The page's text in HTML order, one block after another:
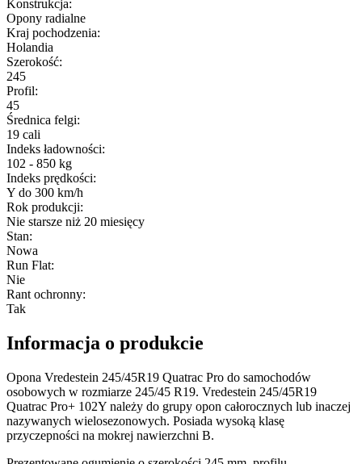
Konstrukcja:
Opony radialne
Kraj pochodzenia:
Holandia
Szerokość:
245
Profil:
45
Średnica felgi:
19 cali
Indeks ładowności:
102 - 850 kg
Indeks prędkości:
Y do 300 km/h
Rok produkcji:
Nie starsze niż 20 miesięcy
Stan:
Nowa
Run Flat:
Nie
Rant ochronny:
Tak
Informacja o produkcie
Opona Vredestein 245/45R19 Quatrac Pro do samochodów
osobowych w rozmiarze 245/45 R19. Vredestein 245/45R19
Quatrac Pro+ 102Y należy do grupy opon całorocznych lub inaczej
nazywanych wielosezonowych. Posiada wysoką klasę
przyczepności na mokrej nawierzchni B.